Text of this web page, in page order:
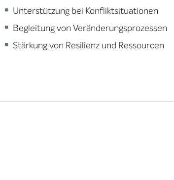
Unterstützung bei Konfliktsituationen
Begleitung von Veränderungsprozessen
Stärkung von Resilienz und Ressourcen